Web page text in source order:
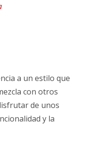
a un estilo que
con otros
de unos
y la